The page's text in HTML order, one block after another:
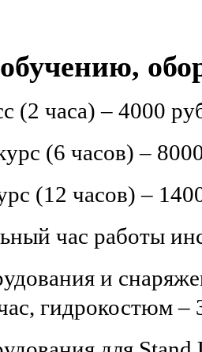
(2 часа)– 4000
(6 часов)–
(12 часов)–
час работы
и
гидрокостюм –